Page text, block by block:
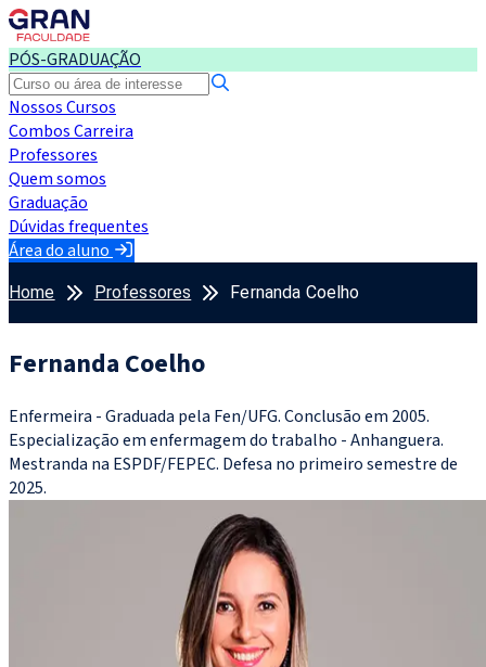
PÓS-GRADUAÇÃO
Nossos Cursos
Combos Carreira
Professores
Quem somos
Graduação
Dúvidas frequentes
Área do aluno
Home Professores Fernanda Coelho
Fernanda Coelho
Enfermeira - Graduada pela Fen/UFG. Conclusão em 2005.
Especialização em enfermagem do trabalho - Anhanguera.
Mestranda na ESPDF/FEPEC. Defesa no primeiro semestre de
2025.